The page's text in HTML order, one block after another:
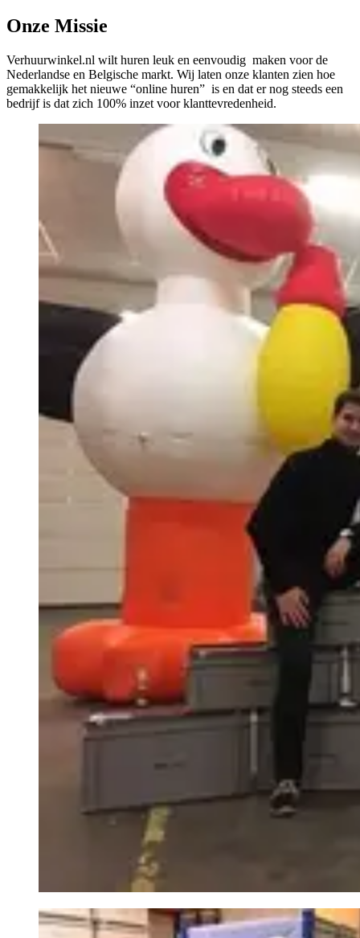
Onze Missie
Verhuurwinkel.nl wilt huren leuk en eenvoudig maken voor de
Nederlandse en Belgische markt. Wij laten onze klanten zien hoe
gemakkelijk het nieuwe “online huren” is en dat er nog steeds een
bedrijf is dat zich 100% inzet voor klanttevredenheid.